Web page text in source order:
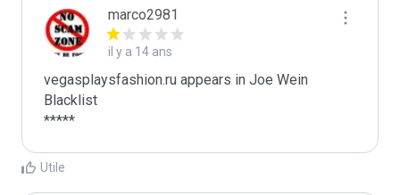
marco2981
il y a 14 ans
vegasplaysfashion.ru appears in Joe Wein
Blacklist
*****
Utile